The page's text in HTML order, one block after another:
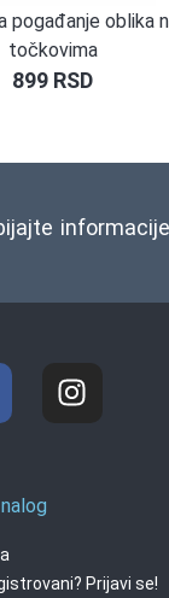
pogađanje oblika
točkovima
899 RSD
Prijavi se!